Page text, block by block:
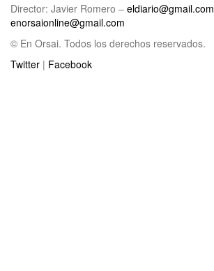
Director: Javier Romero – eldiario@gmail.com
enorsaionline@gmail.com
© En Orsai. Todos los derechos reservados.
Twitter | Facebook